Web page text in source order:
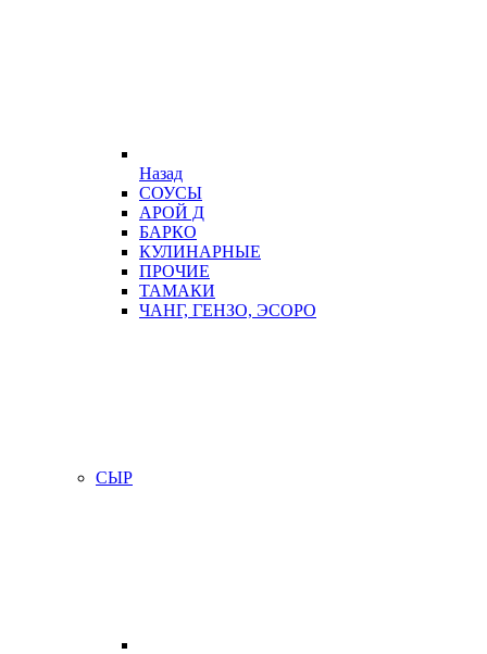
Назад
СОУСЫ
АРОЙ Д
БАРКО
КУЛИНАРНЫЕ
ПРОЧИЕ
ТАМАКИ
ЧАНГ, ГЕНЗО, ЭСОРО
СЫР